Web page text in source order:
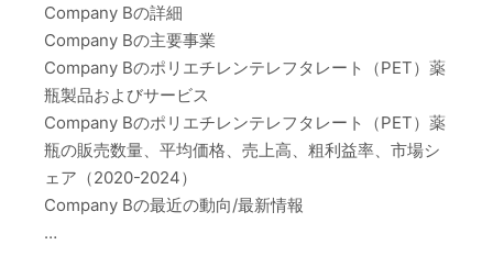
Company Bの詳細
Company Bの主要事業
Company Bのポリエチレンテレフタレート（PET）薬
瓶製品およびサービス
Company Bのポリエチレンテレフタレート（PET）薬
瓶の販売数量、平均価格、売上高、粗利益率、市場シ
ェア（2020-2024）
Company Bの最近の動向/最新情報
…